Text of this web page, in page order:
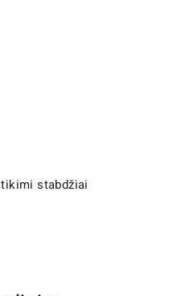
stabdžiai